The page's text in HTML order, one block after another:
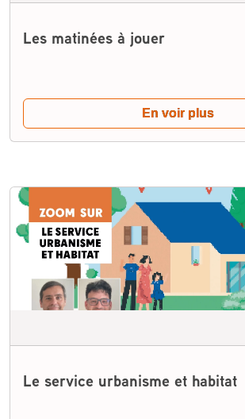
Les matinées à jouer
En voir plus
Le service urbanisme et habitat